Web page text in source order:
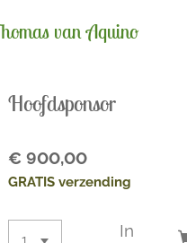
van Aquino
Hoofdsponsor
€ 900,00
GRATIS verzending
In